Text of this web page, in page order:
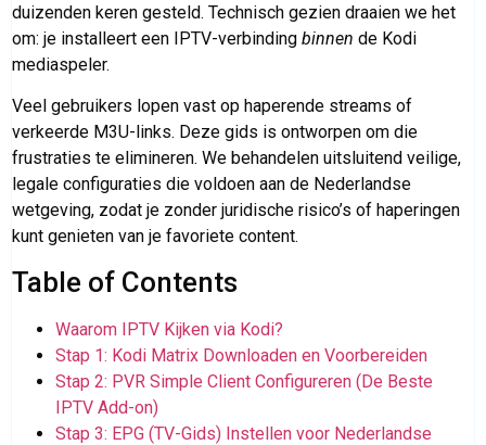
duizenden keren gesteld. Technisch gezien draaien we het
om: je installeert een IPTV-verbinding binnen de Kodi
mediaspeler.
Veel gebruikers lopen vast op haperende streams of
verkeerde M3U-links. Deze gids is ontworpen om die
frustraties te elimineren. We behandelen uitsluitend veilige,
legale configuraties die voldoen aan de Nederlandse
wetgeving, zodat je zonder juridische risico’s of haperingen
kunt genieten van je favoriete content.
Table of Contents
Waarom IPTV Kijken via Kodi?
Stap 1: Kodi Matrix Downloaden en Voorbereiden
Stap 2: PVR Simple Client Configureren (De Beste
IPTV Add-on)
Stap 3: EPG (TV-Gids) Instellen voor Nederlandse